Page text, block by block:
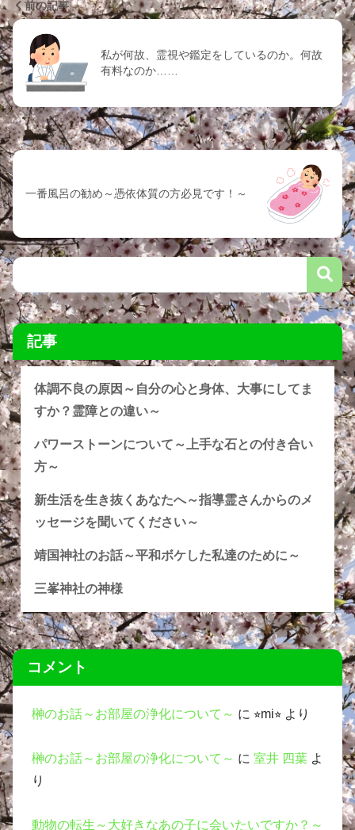
前の記事
私が何故、霊視や鑑定をしているのか。何故
有料なのか……
次の記事
一番風呂の勧め～憑依体質の方必見です！～
記事
体調不良の原因～自分の心と身体、大事にしてま
すか？霊障との違い～
パワーストーンについて～上手な石との付き合い
方～
新生活を生き抜くあなたへ～指導霊さんからのメ
ッセージを聞いてください～
靖国神社のお話～平和ボケした私達のために～
三峯神社の神様
コメント
榊のお話～お部屋の浄化について～ に ⭐︎mi⭐︎ より
榊のお話～お部屋の浄化について～ に 室井 四葉 よ
り
動物の転生～大好きなあの子に会いたいですか？～